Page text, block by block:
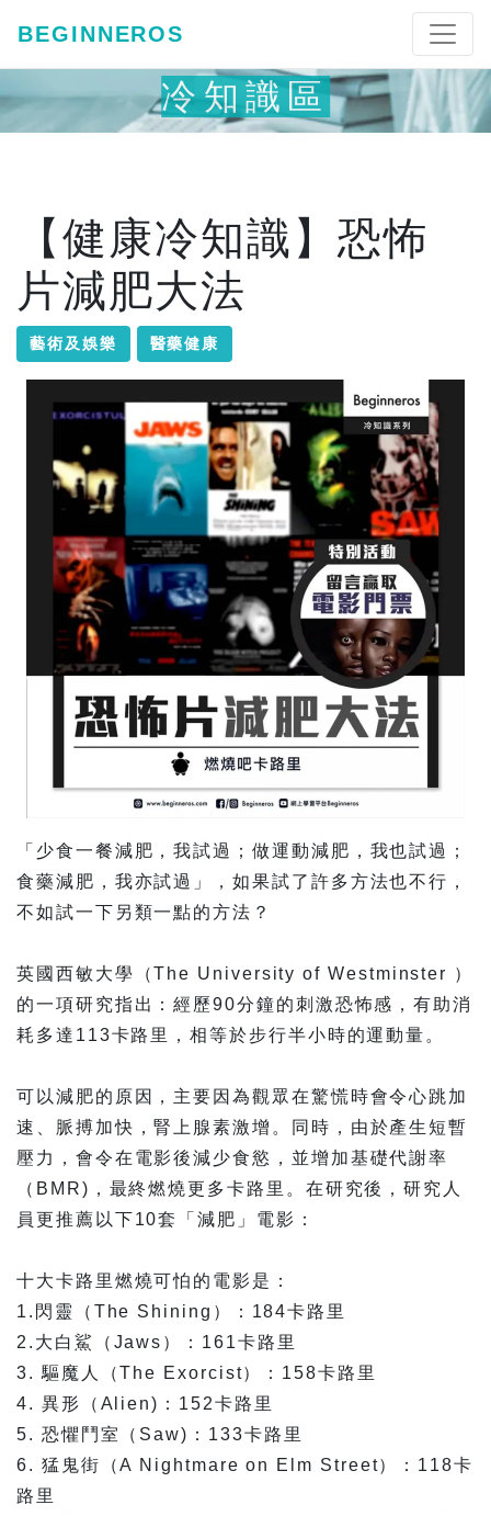
BEGINNEROS
冷知識區
【健康冷知識】恐怖
片減肥大法
藝術及娛樂 醫藥健康
「少食一餐減肥，我試過；做運動減肥，我也試過；
食藥減肥，我亦試過」，如果試了許多方法也不行，
不如試一下另類一點的方法？
英國西敏大學（The University of Westminster ）
的一項研究指出：經歷90分鐘的刺激恐怖感，有助消
耗 多達113卡路里，相等於步行半小時的運動量。
可以減肥的原因，主要因為觀眾在驚慌時會令心跳加
速、脈搏加快，腎上腺素激增。同時，由於產生短暫
壓力，會令在 電影後減少食慾，並增加基礎代謝率
（BMR)，最終燃燒更多卡路里。在研究後，研究人
員更推薦以下10套「減肥 」電影：
十大卡路里燃燒可怕的電影是：
1.閃靈（The Shining）：184卡路里
2.大白鯊（Jaws）：161卡路里
3. 驅魔人（The Exorcist）：158卡路里
4. 異形（Alien)：152卡路里
5. 恐懼鬥室（Saw)：133卡路里
6. 猛鬼街（A Nightmare on Elm Street）：118卡
路里